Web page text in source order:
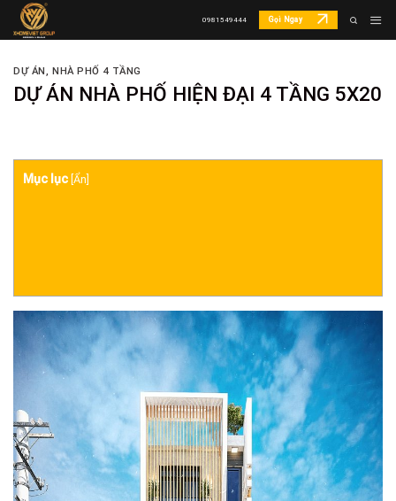
Skip
0981549444 Gọi Ngay
DỰ ÁN, NHÀ PHỐ 4 TẦNG
DỰ ÁN NHÀ PHỐ HIỆN ĐẠI 4 TẦNG 5X20
Mục lục Ẩn